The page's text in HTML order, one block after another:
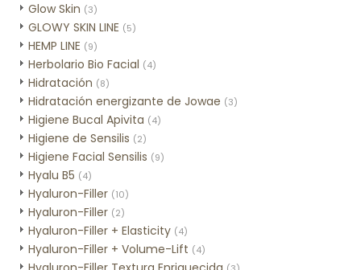
Glow Skin (3)
GLOWY SKIN LINE (5)
HEMP LINE (9)
Herbolario Bio Facial (4)
Hidratación (8)
Hidratación energizante de Jowae (3)
Higiene Bucal Apivita (4)
Higiene de Sensilis (2)
Higiene Facial Sensilis (9)
Hyalu B5 (4)
Hyaluron-Filler (10)
Hyaluron-Filler (2)
Hyaluron-Filler + Elasticity (4)
Hyaluron-Filler + Volume-Lift (4)